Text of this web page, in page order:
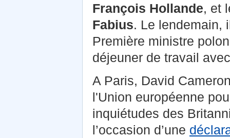
François Hollande, et
Fabius. Le lendemain,
Première ministre
déjeuner de travail
A Paris, David
l'Union européenne
inquiétudes des
l’occasion d’une